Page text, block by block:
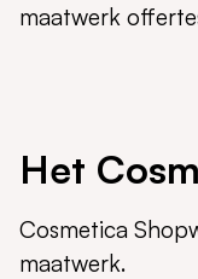
maatwerk
Het
Cosmetica
maatwerk.